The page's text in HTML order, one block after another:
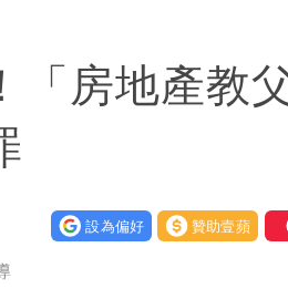
「房地產
設為偏好 贊助壹蘋